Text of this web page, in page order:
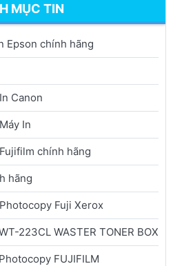
MỤC TIN
Epson chính hãng
Canon
In
chính hãng
hãng
Fuji Xerox
223CL WASTER TONER BOX
FUJIFILM